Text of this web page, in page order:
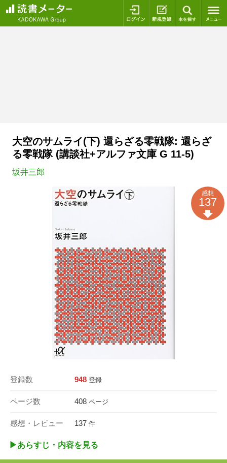
ログイン 新規登録
大空のサムライ(下) 還らざる零戦隊: 還らざ
る零戦隊 (講談社+アルファ文庫 G 11-5)
坂井三郎
登録数 948 登録
ページ数 408 ページ
感想・レビュー 137 件
感想
137
▶︎あらすじ・内容を見る